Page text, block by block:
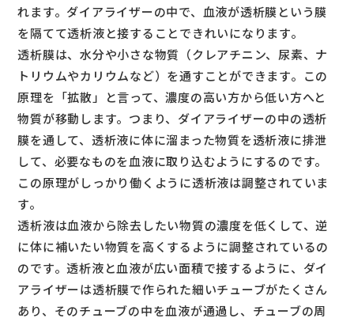
れます。ダイアライザーの中で、血液が透析膜という膜
を隔てて透析液と接することできれいになります。
透析膜は、水分や小さな物質（クレアチニン、尿素、ナ
トリウムやカリウムなど）を通すことができます。この
原理を「拡散」と言って、濃度の高い方から低い方へと
物質が移動します。つまり、ダイアライザーの中の透析
膜を通して、透析液に体に溜まった物質を透析液に排泄
して、必要なものを血液に取り込むようにするのです。
この原理がしっかり働くように透析液は調整されていま
す。
透析液は血液から除去したい物質の濃度を低くして、逆
に体に補いたい物質を高くするように調整されているの
のです。透析液と血液が広い面積で接するように、ダイ
アライザーは透析膜で作られた細いチューブがたくさん
あり、そのチューブの中を血液が通過し、チューブの周